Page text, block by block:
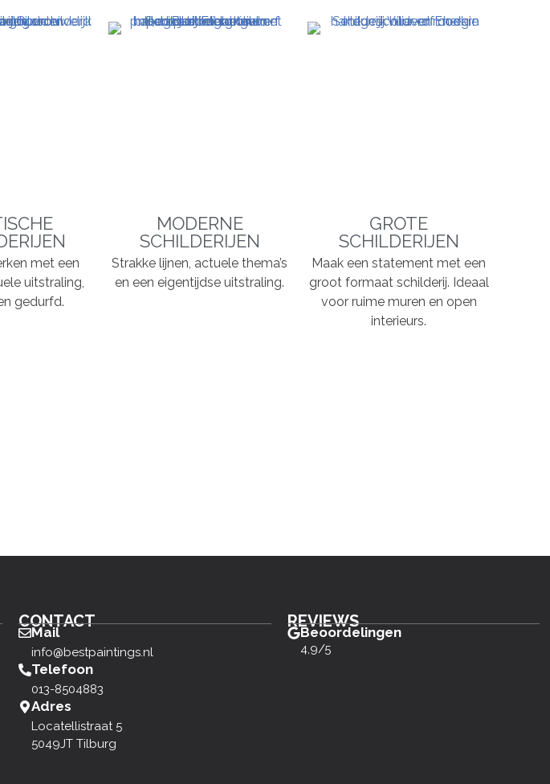
met een
uitstraling,
gedurfd.
MODERNE
SCHILDERIJEN
Strakke lijnen, actuele thema’s
en een eigentijdse uitstraling.
GROTE
SCHILDERIJEN
Maak een statement met een
groot formaat schilderij. Ideaal
voor ruime muren en open
interieurs.
CONTACT
Mail
info@bestpaintings.nl
Telefoon
013-8504883
Adres
Locatellistraat 5
5049JT Tilburg
REVIEWS
Beoordelingen
4,9/5